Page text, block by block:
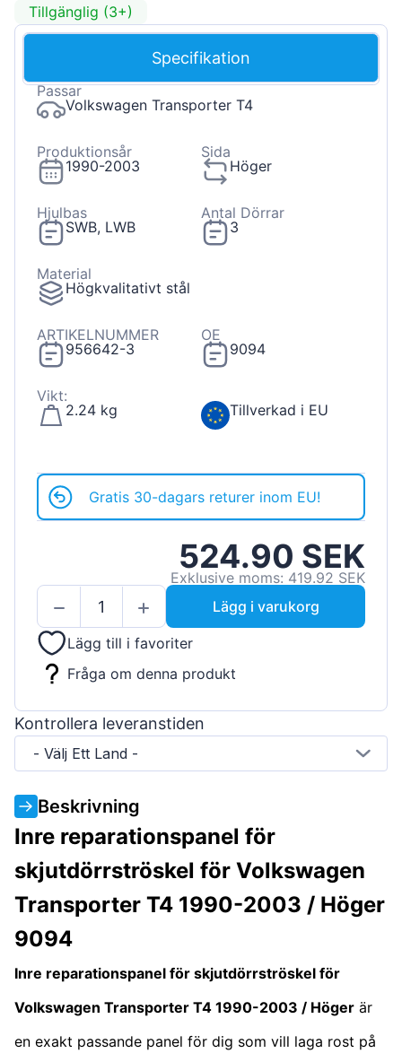
Tillgänglig (3+)
Specifikation
Passar
Volkswagen Transporter T4
Produktionsår
1990-2003
Sida
Höger
Hjulbas
SWB, LWB
Antal Dörrar
3
Material
Högkvalitativt stål
ARTIKELNUMMER
956642-3
OE
9094
Vikt:
2.24 kg
Tillverkad i EU
Gratis 30-dagars returer inom EU!
524.90 SEK
Exklusive moms: 419.92 SEK
Lägg i varukorg
Lägg till i favoriter
Fråga om denna produkt
Kontrollera leveranstiden
- Välj Ett Land -
Beskrivning
Inre reparationspanel för
skjutdörrströskel för Volkswagen
Transporter T4 1990-2003 / Höger
9094
Inre reparationspanel för skjutdörrströskel för
Volkswagen Transporter T4 1990-2003 / Höger är
en exakt passande panel för dig som vill laga rost på